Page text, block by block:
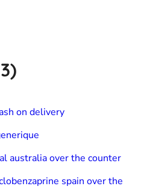
on delivery
australia over the counter
spain over the